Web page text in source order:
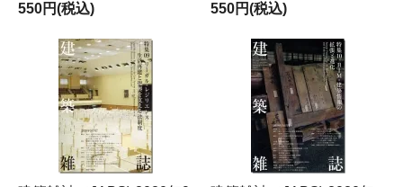
550円(税込)
550円(税込)